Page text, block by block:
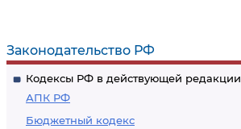
Законодательство РФ
Кодексы РФ в действующей редакции
АПК РФ
Бюджетный кодекс